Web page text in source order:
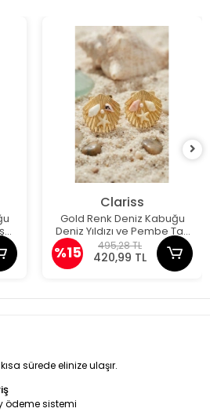
Clariss
Gold Renk Deniz Kabuğu
Deniz Yıldızı ve Pembe Taş
Detaylı Küpe
%15 495,28 TL
420,99 TL
sürede elinize ulaşır.
ödeme sistemi